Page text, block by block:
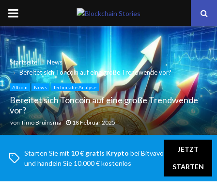
PRIMARY
MENU
Startseite
News
Bereitet sich Toncoin auf eine große Trendwende vor?
Altcoin News Technische Analyse
Bereitet sich Toncoin auf eine große Trendwende
vor?
von Timo Bruinsma 18 Februar 2025
Starten Sie mit 10 € gratis Krypto bei Bitvavo
und handeln Sie 10.000 € kostenlos
JETZT
STARTEN